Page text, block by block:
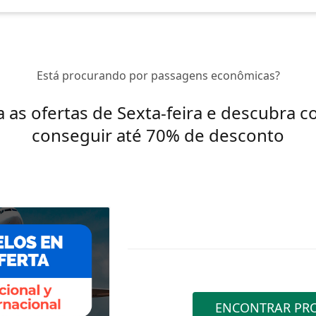
Está procurando por passagens econômicas?
as ofertas de Sexta-feira e descubra
conseguir até 70% de desconto
ENCONTRAR